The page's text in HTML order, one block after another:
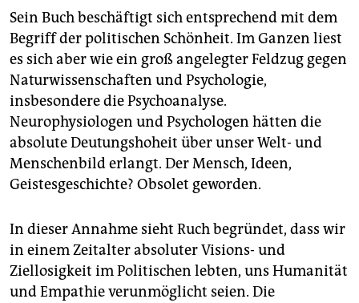
Sein Buch beschäftigt sich entsprechend mit dem
Begriff der politischen Schönheit. Im Ganzen liest
es sich aber wie ein groß angelegter Feldzug gegen
Naturwissenschaften und Psychologie,
insbesondere die Psychoanalyse.
Neurophysiologen und Psychologen hätten die
absolute Deutungshoheit über unser Welt- und
Menschenbild erlangt. Der Mensch, Ideen,
Geistesgeschichte? Obsolet geworden.
In dieser Annahme sieht Ruch begründet, dass wir
in einem Zeitalter absoluter Visions- und
Ziellosigkeit im Politischen lebten, uns Humanität
und Empathie verunmöglicht seien. Die